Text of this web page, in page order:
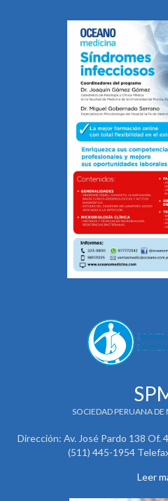
SOCIEDAD PERUANA
Dirección: Av. José Pardo 138 Of.
(511) 445-1954
Leer